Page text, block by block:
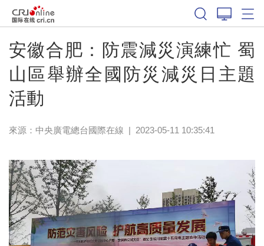
安徽合肥：防震減災演練忙 蜀
山區舉辦全國防災減災日主題
活動
來源：中央廣電總台國際在線 | 2023-05-11 10:35:41